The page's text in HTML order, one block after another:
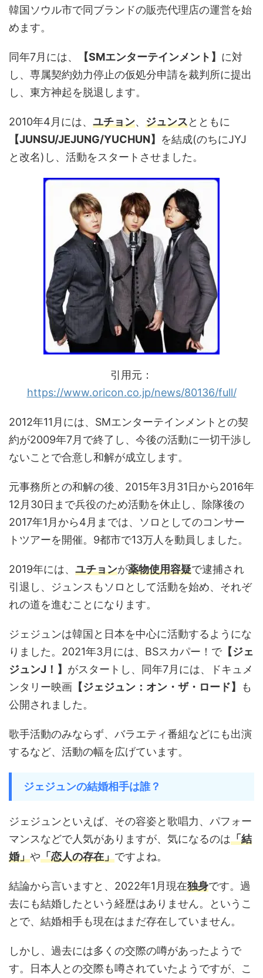
韓国ソウル市で同ブランドの販売代理店の運営を始
めます。
同年7月には、 【SMエンターテインメント】 に対
し、専属契約効力停止の仮処分申請を裁判所に提出
し、東方神起を脱退します。
2010年4月には、 ユチョン、 ジュンスとともに
【JUNSU/JEJUNG/YUCHUN】 を結成(のちにJYJ
と改名)し、活動をスタートさせました。
引用元：
https://www.oricon.co.jp/news/80136/full/
2012年11月には、SMエンターテインメントとの契
約が2009年7月で終了し、今後の活動に一切干渉し
ないことで合意し和解が成立します。
元事務所との和解の後、2015年3月31日から2016年
12月30日まで兵役のため活動を休止し、除隊後の
2017年1月から4月までは、ソロとしてのコンサー
トツアーを開催。9都市で13万人を動員しました。
2019年には、 ユチョンが薬物使用容疑で逮捕され
引退し、ジュンスもソロとして活動を始め、それぞ
れの道を進むことになります。
ジェジュンは韓国と日本を中心に活動するようにな
りました。2021年3月には、BSスカパー！で【ジェ
ジュンJ！】 がスタートし、同年7月には、ドキュメ
ンタリー映画 【ジェジュン：オン・ザ・ロード】
も
公開されました。
歌手活動のみならず、バラエティ番組などにも出演
するなど、活動の幅を広げています。
ジェジュンの結婚相手は誰？
ジェジュンといえば、その容姿と歌唱力、パフォー
マンスなどで人気がありますが、気になるのは「結
婚」や「恋人の存在」ですよね。
結論から言いますと、2022年1月現在独身です。過
去にも結婚したという経歴はありません。というこ
とで、結婚相手も現在はまだ存在していません。
しかし、過去には多くの交際の噂があったようで
す。日本人との交際も噂されていたようですが、こ